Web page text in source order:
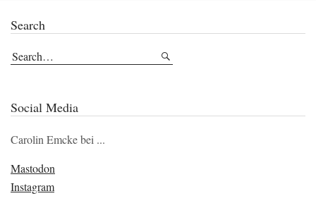
Search
Social Media
Carolin Emcke bei ...
Mastodon
Instagram